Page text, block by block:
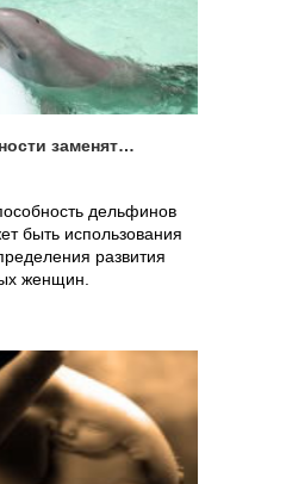
заменят…
дельфинов
быть использования
развития
женщин.